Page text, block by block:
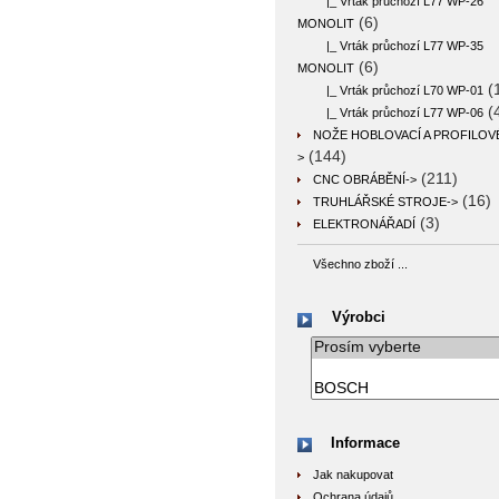
MONOLIT (6)
|_ Vrták průchozí L77 WP-35
MONOLIT (6)
|_ Vrták průchozí L70 WP-01
|_ Vrták průchozí L77 WP-06
NOŽE HOBLOVACÍ A
> (144)
CNC OBRÁBĚNÍ-> (211)
TRUHLÁŘSKÉ STROJE-> (16)
ELEKTRONÁŘADÍ (3)
Všechno zboží ...
Výrobci
Informace
Jak nakupovat